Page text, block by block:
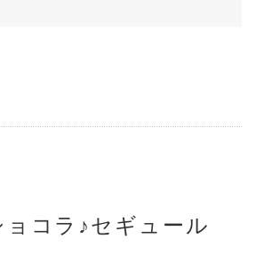
コラ♪セギュール